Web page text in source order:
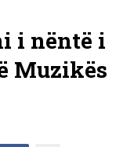
i nëntë i
Muzikës